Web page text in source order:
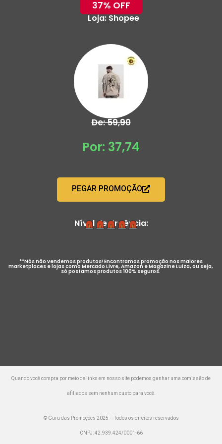
37% OFF
Loja:Shopee
De: 59,90
Por: 37,74
PEGAR PROMOÇÃO
Nível de Urgência:
**Nós não vendemos produtos! Encontramos promoção nos maiores
marketplaces e lojas como Mercado Livre, Amazon e Magazine Luiza, ou seja,
só postamos produtos 100% seguros.
Quando você compra por meio de links em nosso site podemos ganhar uma comissão de
afiliados sem nenhum custo para você.
© Guru das Promoções 2025 – Todos os direitos reservados
CNPJ: 42.939.424/0001-66